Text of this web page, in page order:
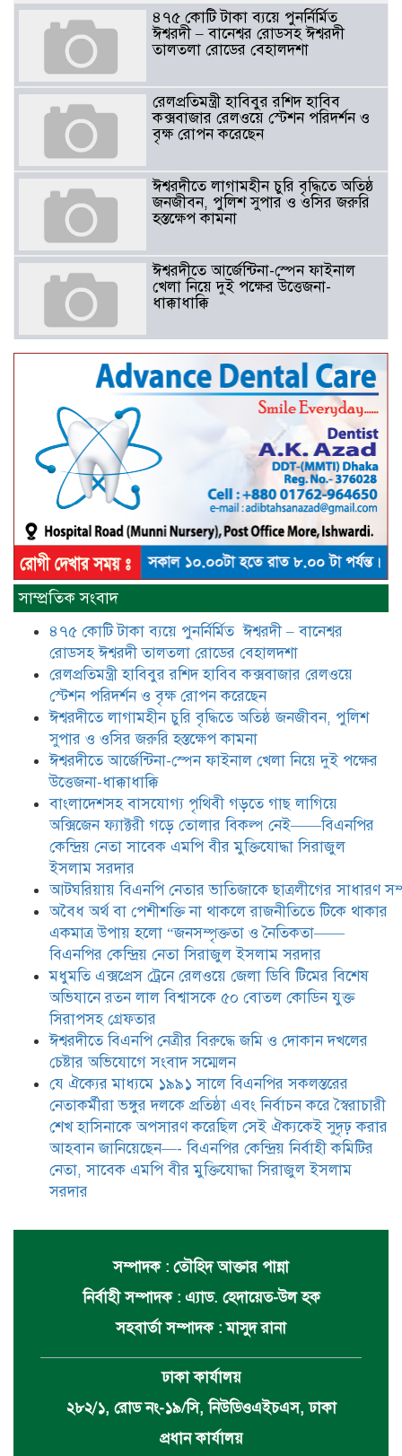
৪৭৫ কোটি টাকা ব্যয়ে পুনর্নির্মিত
ঈশ্বরদী – বানেশ্বর রোডসহ ঈশ্বরদী
তালতলা রোডের বেহালদশা
রেলপ্রতিমন্ত্রী হাবিবুর রশিদ হাবিব
কক্সবাজার রেলওয়ে স্টেশন পরিদর্শন ও
বৃক্ষ রোপন করেছেন
ঈশ্বরদীতে লাগামহীন চুরি বৃদ্ধিতে অতিষ্ঠ
জনজীবন, পুলিশ সুপার ও ওসির জরুরি
হস্তক্ষেপ কামনা ​
ঈশ্বরদীতে আর্জেন্টিনা-স্পেন ফাইনাল
খেলা নিয়ে দুই পক্ষের উত্তেজনা-
ধাক্কাধাক্কি
বাংলাদেশসহ বাসযোগ্য পৃথিবী গড়তে
গাছ লাগিয়ে অক্সিজেন ফ্যাক্টরী গড়ে
তোলার বিকল্প নেই——বিএনপির
কেন্দ্রিয় নেতা সাবেক এমপি বীর
মুক্তিযোদ্ধা সিরাজুল ইসলাম সরদার
আটঘরিয়ায় বিএনপি নেতার ভাতিজাকে ছাত্রলীগের সাধারণ
​​অবৈধ অর্থ বা পেশীশক্তি না থাকলে
রাজনীতিতে টিকে থাকার একমাত্র উপায়
বিএনপির কেন্দ্রিয় নেতা সিরাজুল ইসলাম
সরদার
মধুমতি এক্সপ্রেস ট্রেনে রেলওয়ে জেলা
ডিবি টিমের বিশেষ অভিযানে রতন লাল
বিশ্বাসকে ৫০ বোতল কোডিন যুক্ত
সিরাপসহ গ্রেফতার
ঈশ্বরদীতে বিএনপি নেত্রীর বিরুদ্ধে জমি ও
দোকান দখলের চেষ্টার অভিযোগে সংবাদ
সম্মেলন
যে ঐক্যের মাধ্যমে ১৯৯১ সালে
বিএনপির সকলস্তরের নেতাকর্মীরা ভঙ্গুর
দলকে প্রতিষ্ঠা এবং নির্বাচন করে
স্বৈরাচারী শেখ হাসিনাকে অপসারণ
করেছিল সেই ঐক্যকেই সুদৃঢ় করার
আহবান জানিয়েছেন—- বিএনপির কেন্দ্রিয় নির্বাহী কমিটির নেতা,
সাবেক এমপি বীর মুক্তিযোদ্ধা সিরাজুল ইসলাম সরদার
সাম্প্রতিক সংবাদ
৪৭৫ কোটি টাকা ব্যয়ে পুনর্নির্মিত ঈশ্বরদী – বানেশ্বর
রোডসহ ঈশ্বরদী তালতলা রোডের বেহালদশা
রেলপ্রতিমন্ত্রী হাবিবুর রশিদ হাবিব কক্সবাজার রেলওয়ে
স্টেশন পরিদর্শন ও বৃক্ষ রোপন করেছেন
ঈশ্বরদীতে লাগামহীন চুরি বৃদ্ধিতে অতিষ্ঠ জনজীবন, পুলিশ
সুপার ও ওসির জরুরি হস্তক্ষেপ কামনা ​
ঈশ্বরদীতে আর্জেন্টিনা-স্পেন ফাইনাল খেলা নিয়ে দুই পক্ষের
উত্তেজনা-ধাক্কাধাক্কি
বাংলাদেশসহ বাসযোগ্য পৃথিবী গড়তে গাছ লাগিয়ে
অক্সিজেন ফ্যাক্টরী গড়ে তোলার বিকল্প নেই——বিএনপির
কেন্দ্রিয় নেতা সাবেক এমপি বীর মুক্তিযোদ্ধা সিরাজুল
ইসলাম সরদার
আটঘরিয়ায় বিএনপি নেতার ভাতিজাকে ছাত্রলীগের সাধারণ
​​অবৈধ অর্থ বা পেশীশক্তি না থাকলে রাজনীতিতে টিকে থাকার
একমাত্র উপায় হলো “জনসম্পৃক্ততা ও নৈতিকতা——
বিএনপির কেন্দ্রিয় নেতা সিরাজুল ইসলাম সরদার
মধুমতি এক্সপ্রেস ট্রেনে রেলওয়ে জেলা ডিবি টিমের বিশেষ
অভিযানে রতন লাল বিশ্বাসকে ৫০ বোতল কোডিন যুক্ত
সিরাপসহ গ্রেফতার
ঈশ্বরদীতে বিএনপি নেত্রীর বিরুদ্ধে জমি ও দোকান দখলের
চেষ্টার অভিযোগে সংবাদ সম্মেলন
যে ঐক্যের মাধ্যমে ১৯৯১ সালে বিএনপির সকলস্তরের
নেতাকর্মীরা ভঙ্গুর দলকে প্রতিষ্ঠা এবং নির্বাচন করে স্বৈরাচারী
শেখ হাসিনাকে অপসারণ করেছিল সেই ঐক্যকেই সুদৃঢ় করার
আহবান জানিয়েছেন—- বিএনপির কেন্দ্রিয় নির্বাহী কমিটির
নেতা, সাবেক এমপি বীর মুক্তিযোদ্ধা সিরাজুল ইসলাম
সরদার
সম্পাদক : তৌহিদ আক্তার পান্না
নির্বাহী সম্পাদক : এ্যাড. হেদায়েত-উল হক
সহবার্তা সম্পাদক : মাসুদ রানা
ঢাকা কার্যালয়
২৮২/১, রোড নং-১৯/সি, নিউডিওএইচএস, ঢাকা
প্রধান কার্যালয়